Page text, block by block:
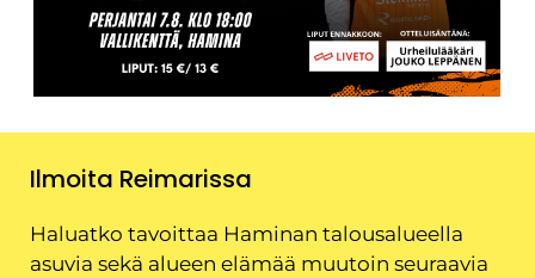
Ilmoita Reimarissa
Haluatko tavoittaa Haminan talousalueella
asuvia sekä alueen elämää muutoin seuraavia